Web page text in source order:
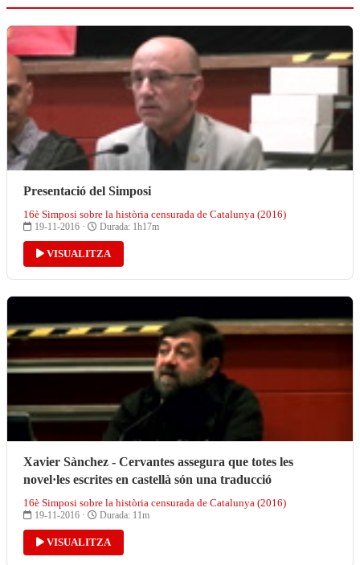
Presentació del Simposi
16è Simposi sobre la història censurada de Catalunya (2016)
19-11-2016 · Durada: 1h17m
VISUALITZA
Xavier Sànchez - Cervantes assegura que totes les
novel·les escrites en castellà són una traducció
16è Simposi sobre la història censurada de Catalunya (2016)
19-11-2016 · Durada: 11m
VISUALITZA